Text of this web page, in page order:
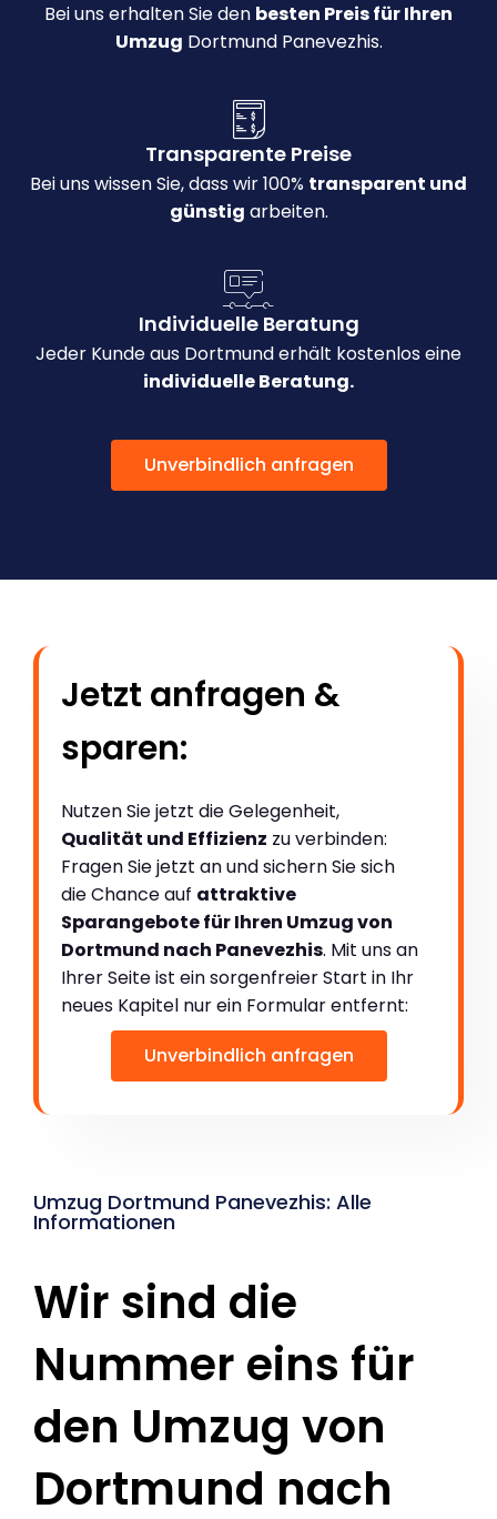
Bei uns erhalten Sie den besten Preis für Ihren
Umzug Dortmund Panevezhis.
Transparente Preise
Bei uns wissen Sie, dass wir 100% transparent und
günstig arbeiten.
Individuelle Beratung
Jeder Kunde aus Dortmund erhält kostenlos eine
individuelle Beratung.
Unverbindlich anfragen
Jetzt anfragen &
sparen:
Nutzen Sie jetzt die Gelegenheit,
Qualität und Effizienz zu verbinden:
Fragen Sie jetzt an und sichern Sie sich
die Chance auf attraktive
Sparangebote für Ihren Umzug von
Dortmund nach Panevezhis. Mit uns an
Ihrer Seite ist ein sorgenfreier Start in Ihr
neues Kapitel nur ein Formular entfernt:
Unverbindlich anfragen
Umzug Dortmund Panevezhis: Alle
Informationen
Wir sind die
Nummer eins für
den Umzug von
Dortmund nach